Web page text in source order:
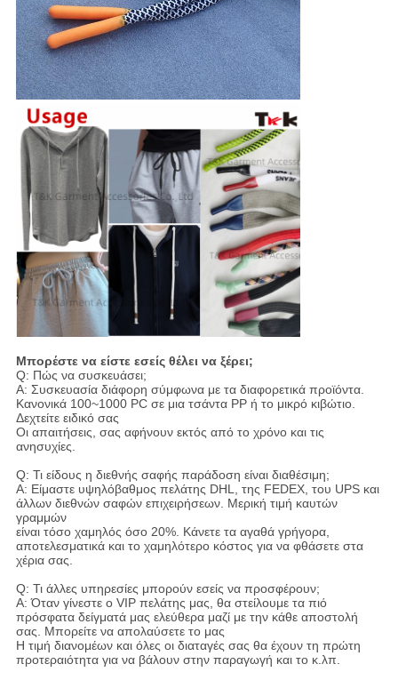
Μπορέστε να είστε εσείς θέλει να ξέρει;
Q: Πώς να συσκευάσει;
Α: Συσκευασία διάφορη σύμφωνα με τα διαφορετικά προϊόντα.
Κανονικά 100~1000 PC σε μια τσάντα PP ή το μικρό κιβώτιο.
Δεχτείτε ειδικό σας
Οι απαιτήσεις, σας αφήνουν εκτός από το χρόνο και τις
ανησυχίες.
Q: Τι είδους η διεθνής σαφής παράδοση είναι διαθέσιμη;
Α: Είμαστε υψηλόβαθμος πελάτης DHL, της FEDEX, του UPS και
άλλων διεθνών σαφών επιχειρήσεων. Μερική τιμή καυτών
γραμμών
είναι τόσο χαμηλός όσο 20%. Κάνετε τα αγαθά γρήγορα,
αποτελεσματικά και το χαμηλότερο κόστος για να φθάσετε στα
χέρια σας.
Q: Τι άλλες υπηρεσίες μπορούν εσείς να προσφέρουν;
Α: Όταν γίνεστε ο VIP πελάτης μας, θα στείλουμε τα πιό
πρόσφατα δείγματά μας ελεύθερα μαζί με την κάθε αποστολή
σας. Μπορείτε να απολαύσετε το μας
Η τιμή διανομέων και όλες οι διαταγές σας θα έχουν τη πρώτη
προτεραιότητα για να βάλουν στην παραγωγή και το κ.λπ.